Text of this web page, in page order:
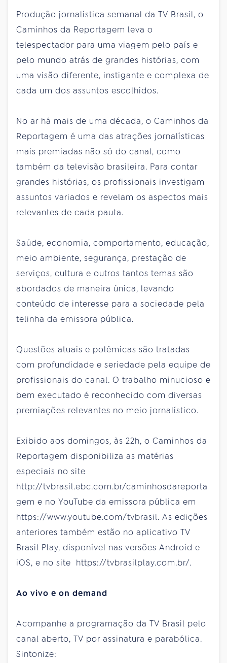
Produção jornalística semanal da TV Brasil, o
Caminhos da Reportagem leva o
telespectador para uma viagem pelo país e
pelo mundo atrás de grandes histórias, com
uma visão diferente, instigante e complexa de
cada um dos assuntos escolhidos.
No ar há mais de uma década, o Caminhos da
Reportagem é uma das atrações jornalísticas
mais premiadas não só do canal, como
também da televisão brasileira. Para contar
grandes histórias, os profissionais investigam
assuntos variados e revelam os aspectos mais
relevantes de cada pauta.
Saúde, economia, comportamento, educação,
meio ambiente, segurança, prestação de
serviços, cultura e outros tantos temas são
abordados de maneira única, levando
conteúdo de interesse para a sociedade pela
telinha da emissora pública.
Questões atuais e polêmicas são tratadas
com profundidade e seriedade pela equipe de
profissionais do canal. O trabalho minucioso e
bem executado é reconhecido com diversas
premiações relevantes no meio jornalístico.
Exibido aos domingos, às 22h, o Caminhos da
Reportagem disponibiliza as matérias
especiais no site
http://tvbrasil.ebc.com.br/caminhosdareporta
gem e no YouTube da emissora pública em
https://www.youtube.com/tvbrasil. As edições
anteriores também estão no aplicativo TV
Brasil Play, disponível nas versões Android e
iOS, e no site https://tvbrasilplay.com.br/.
Ao vivo e on demand
Acompanhe a programação da TV Brasil pelo
canal aberto, TV por assinatura e parabólica.
Sintonize: